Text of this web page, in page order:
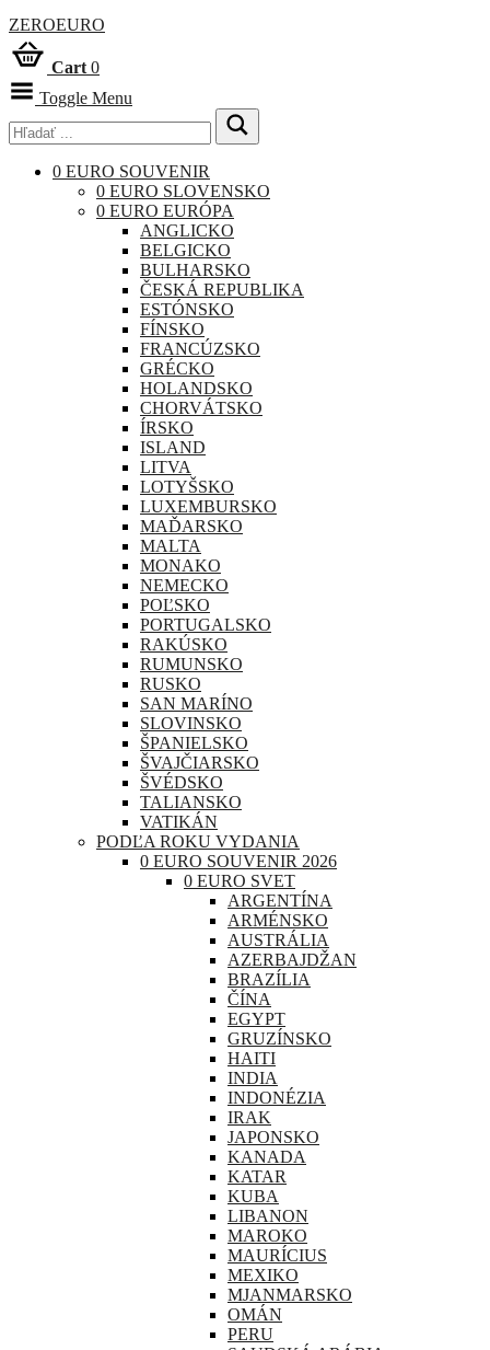
ZEROEURO
Cart 0
Toggle Menu
0 EURO SOUVENIR
0 EURO SLOVENSKO
0 EURO EURÓPA
ANGLICKO
BELGICKO
BULHARSKO
ČESKÁ REPUBLIKA
ESTÓNSKO
FÍNSKO
FRANCÚZSKO
GRÉCKO
HOLANDSKO
CHORVÁTSKO
ÍRSKO
ISLAND
LITVA
LOTYŠSKO
LUXEMBURSKO
MAĎARSKO
MALTA
MONAKO
NEMECKO
POĽSKO
PORTUGALSKO
RAKÚSKO
RUMUNSKO
RUSKO
SAN MARÍNO
SLOVINSKO
ŠPANIELSKO
ŠVAJČIARSKO
ŠVÉDSKO
TALIANSKO
VATIKÁN
PODĽA ROKU VYDANIA
0 EURO SOUVENIR 2026
0 EURO SVET
ARGENTÍNA
ARMÉNSKO
AUSTRÁLIA
AZERBAJDŽAN
BRAZÍLIA
ČÍNA
EGYPT
GRUZÍNSKO
HAITI
INDIA
INDONÉZIA
IRAK
JAPONSKO
KANADA
KATAR
KUBA
LIBANON
MAROKO
MAURÍCIUS
MEXIKO
MJANMARSKO
OMÁN
PERU